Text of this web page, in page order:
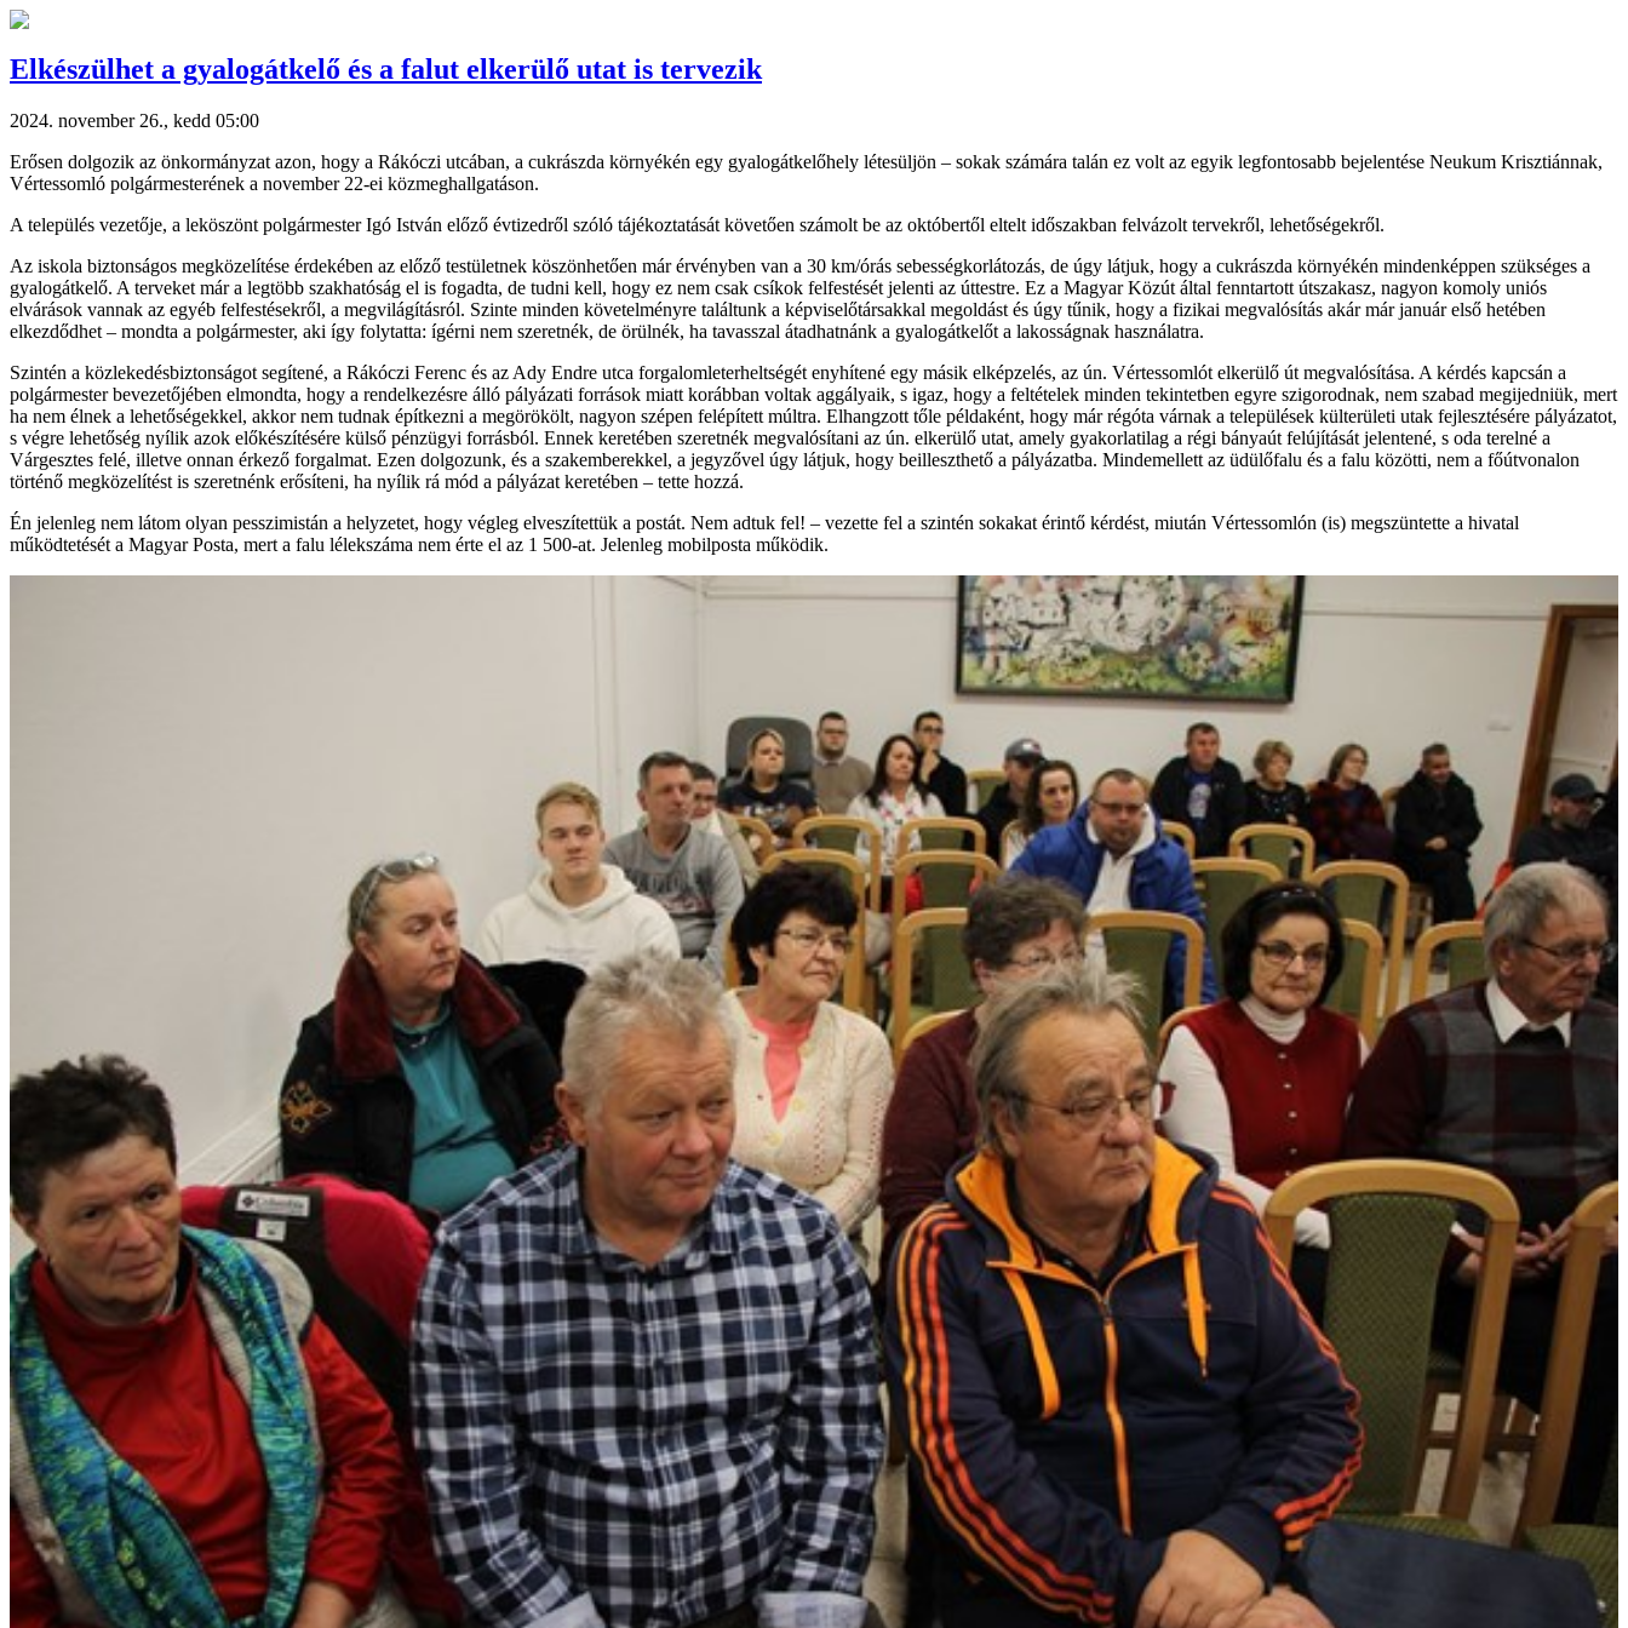
Elkészülhet a gyalogátkelő és a falut elkerülő utat is tervezik
2024. november 26., kedd 05:00
Erősen dolgozik az önkormányzat azon, hogy a Rákóczi utcában, a cukrászda környékén egy gyalogátkelőhely létesüljön – sokak számára talán ez volt az egyik legfontosabb bejelentése Neukum Krisztiánnak,
Vértessomló polgármesterének a november 22-ei közmeghallgatáson.
A település vezetője, a leköszönt polgármester Igó István előző évtizedről szóló tájékoztatását követően számolt be az októbertől eltelt időszakban felvázolt tervekről, lehetőségekről.
Az iskola biztonságos megközelítése érdekében az előző testületnek köszönhetően már érvényben van a 30 km/órás sebességkorlátozás, de úgy látjuk, hogy a cukrászda környékén mindenképpen szükséges a
gyalogátkelő. A terveket már a legtöbb szakhatóság el is fogadta, de tudni kell, hogy ez nem csak csíkok felfestését jelenti az úttestre. Ez a Magyar Közút által fenntartott útszakasz, nagyon komoly uniós
elvárások vannak az egyéb felfestésekről, a megvilágításról. Szinte minden követelményre találtunk a képviselőtársakkal megoldást és úgy tűnik, hogy a fizikai megvalósítás akár már január első hetében
elkezdődhet – mondta a polgármester, aki így folytatta: ígérni nem szeretnék, de örülnék, ha tavasszal átadhatnánk a gyalogátkelőt a lakosságnak használatra.
Szintén a közlekedésbiztonságot segítené, a Rákóczi Ferenc és az Ady Endre utca forgalomleterheltségét enyhítené egy másik elképzelés, az ún. Vértessomlót elkerülő út megvalósítása. A kérdés kapcsán a
polgármester bevezetőjében elmondta, hogy a rendelkezésre álló pályázati források miatt korábban voltak aggályaik, s igaz, hogy a feltételek minden tekintetben egyre szigorodnak, nem szabad megijedniük, mert
ha nem élnek a lehetőségekkel, akkor nem tudnak építkezni a megörökölt, nagyon szépen felépített múltra. Elhangzott tőle példaként, hogy már régóta várnak a települések külterületi utak fejlesztésére pályázatot,
s végre lehetőség nyílik azok előkészítésére külső pénzügyi forrásból. Ennek keretében szeretnék megvalósítani az ún. elkerülő utat, amely gyakorlatilag a régi bányaút felújítását jelentené, s oda terelné a
Várgesztes felé, illetve onnan érkező forgalmat. Ezen dolgozunk, és a szakemberekkel, a jegyzővel úgy látjuk, hogy beilleszthető a pályázatba. Mindemellett az üdülőfalu és a falu közötti, nem a főútvonalon
történő megközelítést is szeretnénk erősíteni, ha nyílik rá mód a pályázat keretében – tette hozzá.
Én jelenleg nem látom olyan pesszimistán a helyzetet, hogy végleg elveszítettük a postát. Nem adtuk fel! – vezette fel a szintén sokakat érintő kérdést, miután Vértessomlón (is) megszüntette a hivatal
működtetését a Magyar Posta, mert a falu lélekszáma nem érte el az 1 500-at. Jelenleg mobilposta működik.